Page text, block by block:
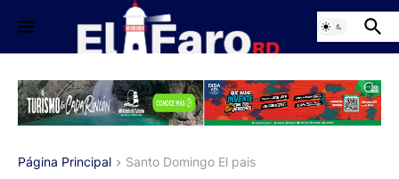
Página Principal Santo Domingo El pais